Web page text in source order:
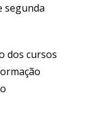
segunda
dos cursos